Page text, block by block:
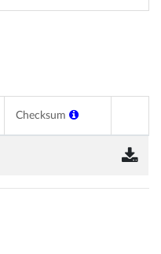
Checksum